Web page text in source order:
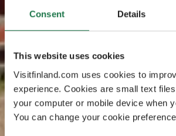
Consent Details
This website uses cookies
Visitfinland.com uses cookies to
experience. Cookies are small text
your computer or mobile device when
You can change your cookie